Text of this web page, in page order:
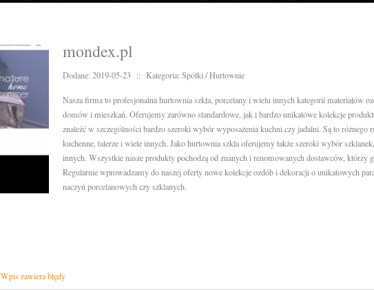
mondex.pl
Dodane: 2019-05-23 :: Kategoria: Spółki / Hurtownie
Nasza firma to profesjonalna hurtownia szkła, porcelany i wielu innych kategorii materiałów
domów i mieszkań. Oferujemy zarówno standardowe, jak i bardzo unikatowe kolekcje
znaleźć w szczególności bardzo szeroki wybór wyposażenia kuchni czy jadalni. Są to różnego
kuchenne, talerze i wiele innych. Jako hurtownia szkła oferujemy także szeroki wybór
innych. Wszystkie nasze produkty pochodzą od znanych i renomowanych dostawców, którzy
Regularnie wprowadzamy do naszej oferty nowe kolekcje ozdób i dekoracji o unikatowych
naczyń porcelanowych czy szklanych.
Wpis zawiera błędy